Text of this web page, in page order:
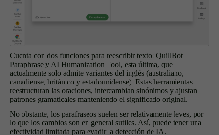
Cuenta con dos funciones para reescribir texto: QuillBot
Paraphrase y AI Humanization Tool, esta última, que
actualmente solo admite variantes del inglés (australiano,
canadiense, británico y estadounidense). Estas herramientas
reestructuran las oraciones, intercambian sinónimos y ajustan
patrones gramaticales manteniendo el significado original.
No obstante, los parafraseos suelen ser relativamente leves, por
lo que los cambios son en general sutiles. Así, puede tener una
efectividad limitada para evadir la detección de IA.